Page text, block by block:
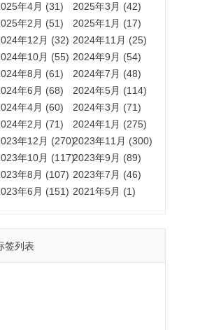
年4月 (31)
2025年3月 (42)
年2月 (51)
2025年1月 (17)
年12月 (32) 2024年11月 (25)
年10月 (55) 2024年9月 (54)
年8月 (61)
2024年7月 (48)
年6月 (68)
2024年5月 (114)
年4月 (60)
2024年3月 (71)
年2月 (71)
2024年1月 (275)
年12月 (270)2023年11月 (300)
年10月 (117)2023年9月 (89)
年8月 (107) 2023年7月 (46)
年6月 (151) 2021年5月 (1)
签列表